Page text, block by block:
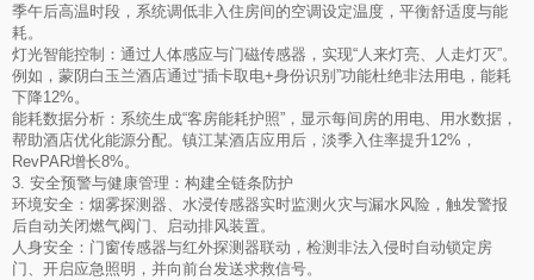
季午后高温时段，系统调低非入住房间的空调设定温度，平衡舒适度与能
耗。
灯光智能控制：通过人体感应与门磁传感器，实现“人来灯亮、人走灯灭”。
例如，蒙阴白玉兰酒店通过“插卡取电+身份识别”功能杜绝非法用电，能耗
下降12%。
能耗数据分析：系统生成“客房能耗护照”，显示每间房的用电、用水数据，
帮助酒店优化能源分配。镇江某酒店应用后，淡季入住率提升12%，
RevPAR增长8%。
3. 安全预警与健康管理：构建全链条防护
环境安全：烟雾探测器、水浸传感器实时监测火灾与漏水风险，触发警报
后自动关闭燃气阀门、启动排风装置。
人身安全：门窗传感器与红外探测器联动，检测非法入侵时自动锁定房
门、开启应急照明，并向前台发送求救信号。